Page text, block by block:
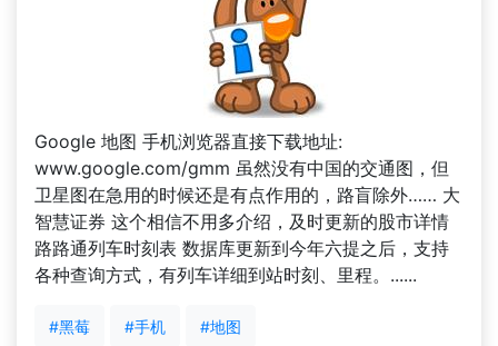
Google 地图 手机浏览器直接下载地址:
www.google.com/gmm 虽然没有中国的交通图，但
卫星图在急用的时候还是有点作用的，路盲除外…… 大
智慧证券 这个相信不用多介绍，及时更新的股市详情
路路通列车时刻表 数据库更新到今年六提之后，支持
各种查询方式，有列车详细到站时刻、里程。......
#黑莓 #手机 #地图